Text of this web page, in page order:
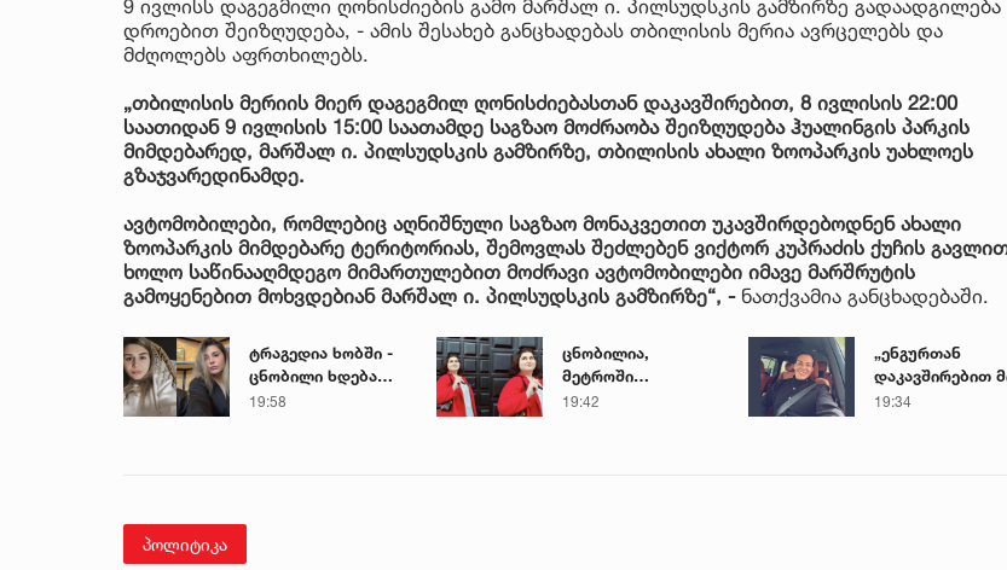
9 ივლისს დაგეგმილი ღონისძიების გამო მარშალ ი. პილსუდსკის გამზირზე გადაადგილება
დროებით შეიზღუდება, - ამის შესახებ განცხადებას თბილისის მერია ავრცელებს და
მძღოლებს აფრთხილებს.
„თბილისის მერიის მიერ დაგეგმილ ღონისძიებასთან დაკავშირებით, 8 ივლისის 22:00
საათიდან 9 ივლისის 15:00 საათამდე საგზაო მოძრაობა შეიზღუდება ჰუალინგის პარკის
მიმდებარედ, მარშალ ი. პილსუდსკის გამზირზე, თბილისის ახალი ზოოპარკის უახლოეს
გზაჯვარედინამდე.
ავტომობილები, რომლებიც აღნიშნული საგზაო მონაკვეთით უკავშირდებოდნენ ახალი
ზოოპარკის მიმდებარე ტერიტორიას, შემოვლას შეძლებენ ვიქტორ კუპრაძის ქუჩის
ხოლო საწინააღმდეგო მიმართულებით მოძრავი ავტომობილები იმავე მარშრუტის
გამოყენებით მოხვდებიან მარშალ ი. პილსუდსკის გამზირზე“, -ნათქვამია განცხადებაში.
ტრაგედია ხობში -
ცნობილი ხდება
დაღუპული დედა-
19:58
ცნობილია,
მეტროში
გარდაცვლილი 21
19:42
„ენგურთან
დაკავშირებით
ვთქვა...“ - გოგა
19:34
პოლიტიკა